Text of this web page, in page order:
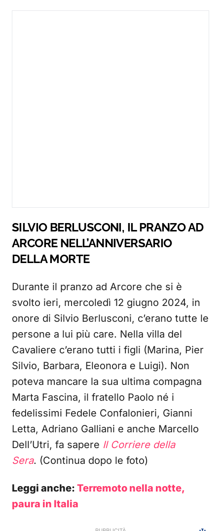
SILVIO BERLUSCONI, IL PRANZO AD
ARCORE NELL’ANNIVERSARIO
DELLA MORTE
Durante il pranzo ad Arcore che si è
svolto ieri, mercoledì 12 giugno 2024, in
onore di Silvio Berlusconi, c’erano tutte le
persone a lui più care. Nella villa del
Cavaliere c’erano tutti i figli (Marina, Pier
Silvio, Barbara, Eleonora e Luigi). Non
poteva mancare la sua ultima compagna
Marta Fascina, il fratello Paolo né i
fedelissimi Fedele Confalonieri, Gianni
Letta, Adriano Galliani e anche Marcello
Dell’Utri, fa sapere Il Corriere della
Sera. (Continua dopo le foto)
Leggi anche: Terremoto nella notte,
paura in Italia